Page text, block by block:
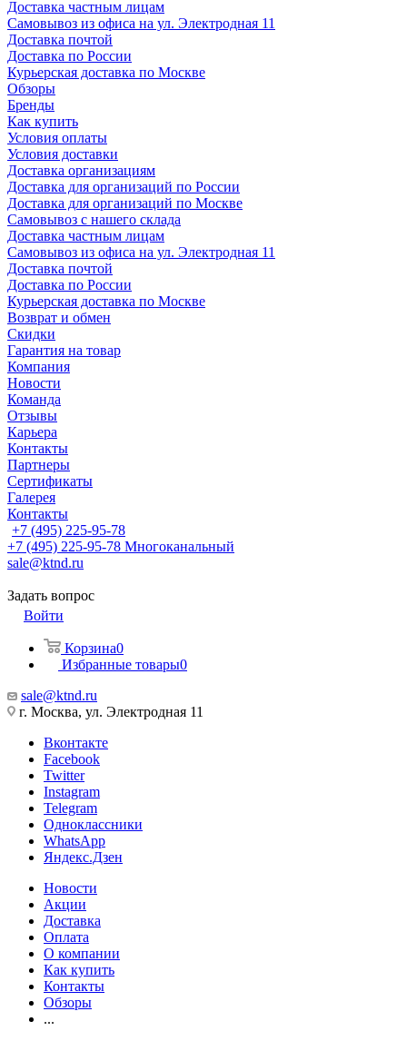
Доставка частным лицам
Самовывоз из офиса на ул. Электродная 11
Доставка почтой
Доставка по России
Курьерская доставка по Москве
Обзоры
Бренды
Как купить
Условия оплаты
Условия доставки
Доставка организациям
Доставка для организаций по России
Доставка для организаций по Москве
Самовывоз с нашего склада
Доставка частным лицам
Самовывоз из офиса на ул. Электродная 11
Доставка почтой
Доставка по России
Курьерская доставка по Москве
Возврат и обмен
Скидки
Гарантия на товар
Компания
Новости
Команда
Отзывы
Карьера
Контакты
Партнеры
Сертификаты
Галерея
Контакты
+7 (495) 225-95-78
+7 (495) 225-95-78 Многоканальный
sale@ktnd.ru
Задать вопрос
Войти
Корзина0
Избранные товары0
sale@ktnd.ru
г. Москва, ул. Электродная 11
Вконтакте
Facebook
Twitter
Instagram
Telegram
Одноклассники
WhatsApp
Яндекс.Дзен
Новости
Акции
Доставка
Оплата
О компании
Как купить
Контакты
Обзоры
...